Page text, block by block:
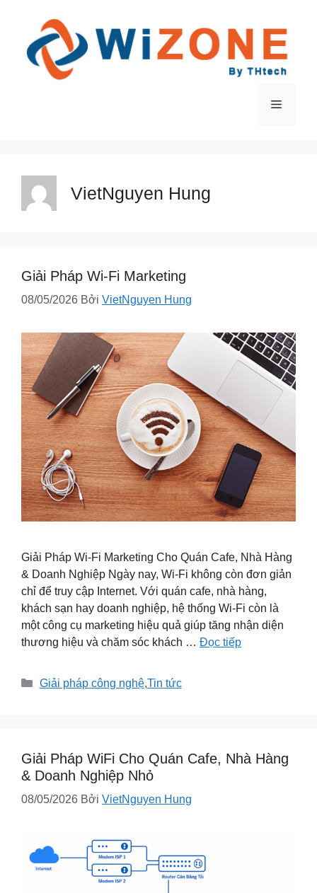
Menu
VietNguyen Hung
Giải Pháp Wi-Fi Marketing
08/05/2026 Bởi VietNguyen Hung
Giải Pháp Wi-Fi Marketing Cho Quán Cafe, Nhà Hàng
& Doanh Nghiệp Ngày nay, Wi-Fi không còn đơn giản
chỉ để truy cập Internet. Với quán cafe, nhà hàng,
khách sạn hay doanh nghiệp, hệ thống Wi-Fi còn là
một công cụ marketing hiệu quả giúp tăng nhận diện
thương hiệu và chăm sóc khách … Đọc tiếp
Danh
Giải pháp công nghệ,Tin tức
Giải Pháp WiFi Cho Quán Cafe, Nhà Hàng
& Doanh Nghiệp Nhỏ
08/05/2026 Bởi VietNguyen Hung